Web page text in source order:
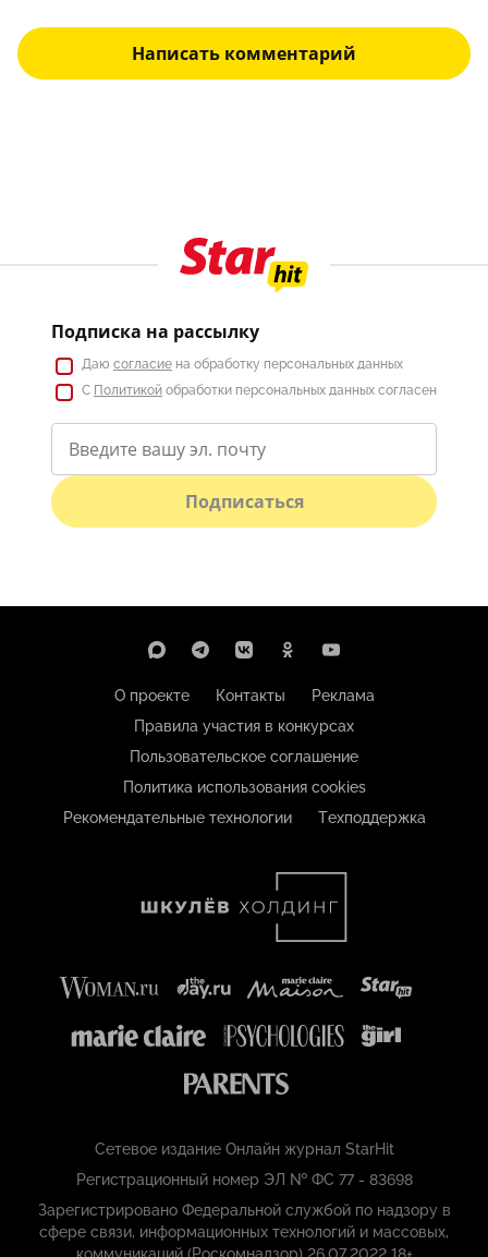
Написать комментарий
Подписка на рассылку
Даю согласие на обработку персональных данных
С Политикой обработки персональных данных согласен
Подписаться
О проекте Контакты
Реклама
Правила участия в конкурсах
Пользовательское соглашение
Политика использования cookies
Рекомендательные технологии
Техподдержка
Сетевое издание Онлайн журнал StarHit
Регистрационный номер ЭЛ № ФС 77 - 83698
Зарегистрировано Федеральной службой по надзору в
сфере связи, информационных технологий и массовых,